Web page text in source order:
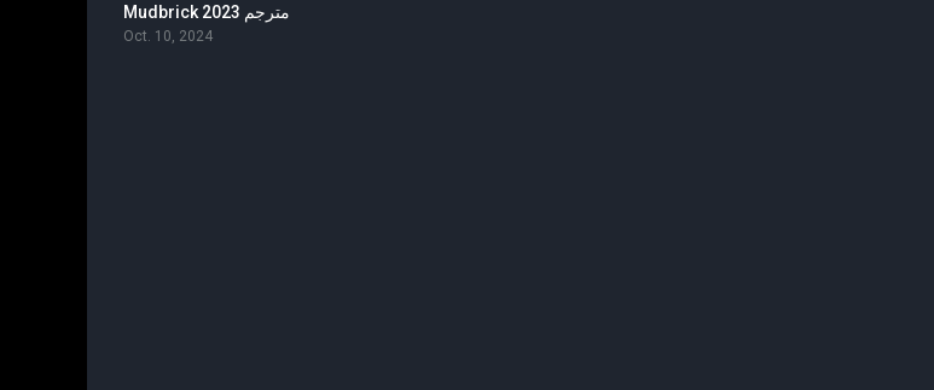
Mudbrick 2023 مترجم
Oct. 10, 2024